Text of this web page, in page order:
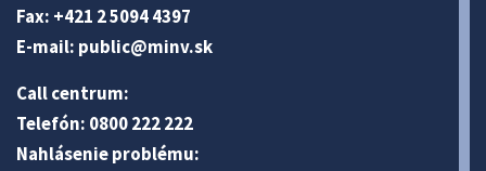
Fax: +421 2 5094 4397
E-mail: public@minv.sk
Call centrum:
Telefón: 0800 222 222
Nahlásenie problému: